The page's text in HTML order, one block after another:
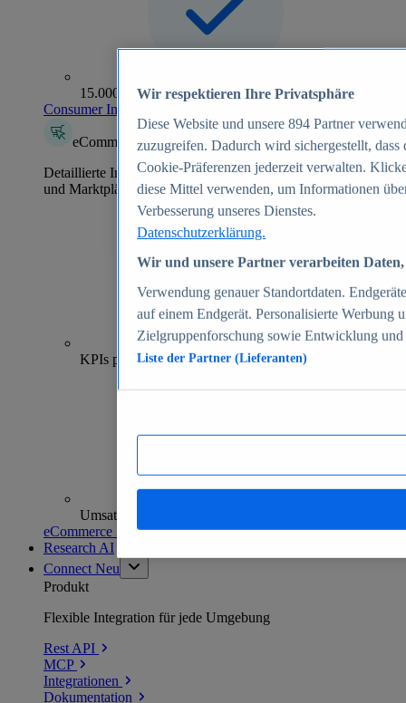
15.000+ Marken
Consumer Insights entdecken
eCommerce Insights
Detaillierte Informationen zu mehr als 39.000 Online-Shops
und Marktplätzen
70+
KPIs pro Shop
Umsatzanalysen und -prognosen
eCommerce Insights entdecken
Research AI
Connect Neu
Produkt
Flexible Integration für jede Umgebung
Rest API
MCP
Integrationen
Dokumentation
Wir respektieren Ihre Privatsphäre
Diese Website und unsere 894 Partner
zuzugreifen. Dadurch wird sichergestellt,
Cookie-Präferenzen jederzeit verwalten.
diese Mittel verwenden, um Informationen
Verbesserung unseres Dienstes.
Datenschutzerklärung.
Wir und unsere Partner verarbeiten
Verwendung genauer Standortdaten.
auf einem Endgerät. Personalisierte Werbung
Zielgruppenforschung sowie Entwicklung
Liste der Partner (Lieferanten)